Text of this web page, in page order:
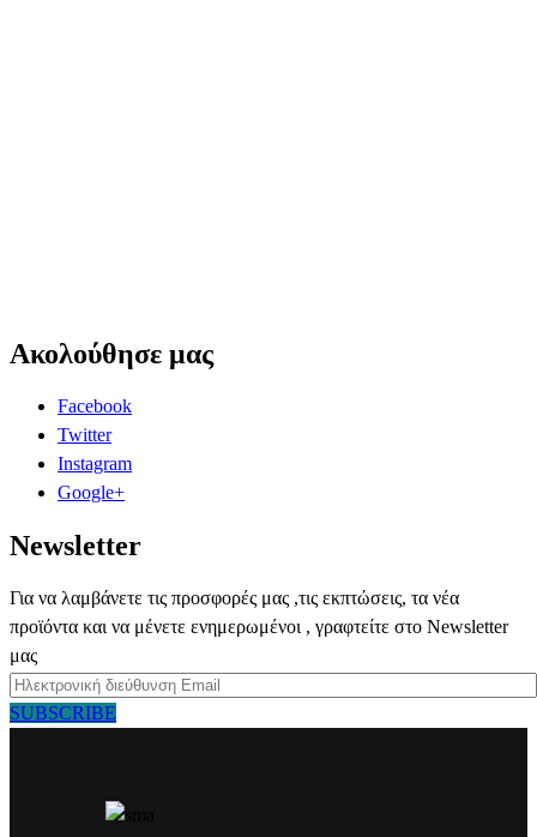
Ακολούθησε μας
Facebook
Twitter
Instagram
Google+
Newsletter
Για να λαμβάνετε τις προσφορές μας ,τις εκπτώσεις, τα νέα
προϊόντα και να μένετε ενημερωμένοι , γραφτείτε στο Newsletter
μας
SUBSCRIBE